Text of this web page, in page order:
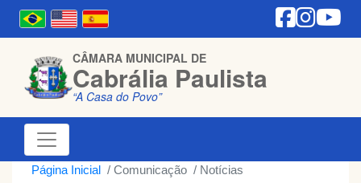
CÂMARA MUNICIPAL DE
Cabrália Paulista
“A Casa do Povo”
Página Inicial Comunicação Notícias